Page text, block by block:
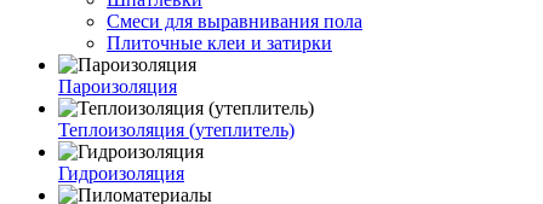
Смеси для выравнивания пола
Плиточные клеи и затирки
Пароизоляция
Теплоизоляция (утеплитель)
Гидроизоляция